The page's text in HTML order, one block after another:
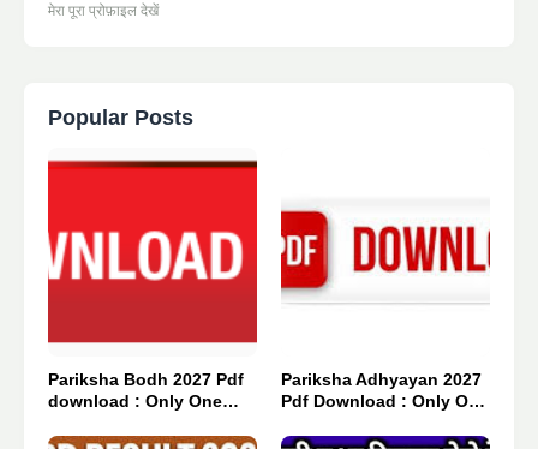
मेरा पूरा प्रोफ़ाइल देखें
Popular Posts
Pariksha Bodh 2027 Pdf
download : Only One
Pariksha Adhyayan 2027
Pdf Download : Only One